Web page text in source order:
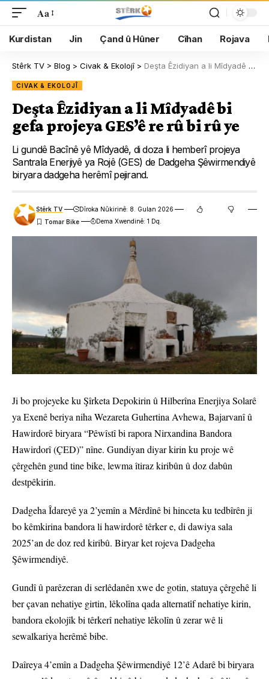
Aa
Kurdistan Jin Çand û Hûner Cîhan Rojava
Stêrk TV > Blog > Civak & Ekolojî> Deşta Êzidiyan a li Mîdyadê bi gefa projeya GES’ê re rû bi rû ye
CIVAK & EKOLOJÎ
Deşta Êzidiyan a li Mîdyadê bi
gefa projeya GES’ê re rû bi rû ye
Li gundê Bacînê yê Mîdyadê, di doza li hemberî projeya
Santrala Enerjiyê ya Rojê (GES) de Dadgeha Şêwirmendiyê
biryara dadgeha herêmî pejirand.
Stêrk TV
Dîroka Nûkirinê: 8. Gulan 2026
Dema Xwendinê: 1 Dq.
Ji bo projeyeke ku Şîrketa Depokirin û Hilberîna Enerjiya Solarê
ya Exenê beriya niha Wezareta Guhertina Avhewa, Bajarvanî û
Hawirdorê biryara “Pêwîstî bi rapora Nirxandina Bandora
Hawirdorî (ÇED)” nîne. Gundiyan diyar kirin ku proje wê
çêrgehên gund tine bike, lewma îtiraz kiribûn û doz dabûn
destpêkirin.
Dadgeha Îdareyê ya 2’yemîn a Mêrdînê bi hinceta ku tedbîrên ji
bo kêmkirina bandora li hawirdorê têrker e, di dawiya sala
2025’an de doz red kiribû. Biryar ket rojeva Dadgeha
Şêwirmendiyê.
Gundî û parêzeran di serlêdanên xwe de gotin, statuya çêrgehê li
ber çavan nehatiye girtin, lêkolîna qada alternatîf nehatiye kirin,
bandora ekolojîk bi têrkerî nehatiye lêkolîn û zerar wê li
sewalkariya herêmê bibe.
Daîreya 4’emîn a Dadgeha Şêwirmendiyê 12’ê Adarê bi biryara